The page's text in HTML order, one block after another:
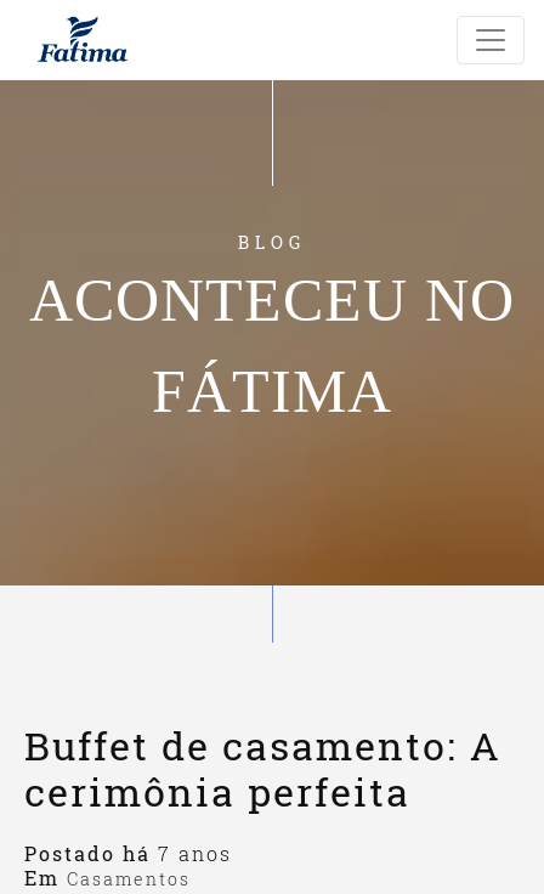
BLOG
ACONTECEU NO
FÁTIMA
Buffet de casamento: A
cerimônia perfeita
Postado há 7 anos
Em Casamentos